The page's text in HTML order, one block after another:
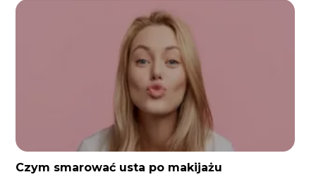
Czym smarować usta po makijażu